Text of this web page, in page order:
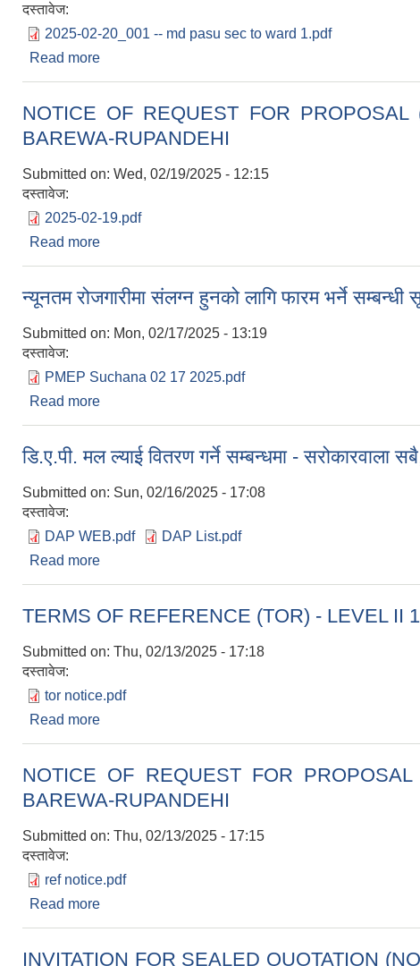
दस्तावेज:
2025-02-20_001 -- md pasu sec to ward 1.pdf
Read more
NOTICE OF REQUEST FOR
BAREWA-RUPANDEHI
Submitted on: Wed, 02/19/2025 - 12:15
दस्तावेज:
2025-02-19.pdf
Read more
न्यूनतम रोजगारीमा संलग्न हुनको लागि फारम भर्ने सम्बन्धी
Submitted on: Mon, 02/17/2025 - 13:19
दस्तावेज:
PMEP Suchana 02 17 2025.pdf
Read more
डि.ए.पी. मल ल्याई वितरण गर्ने सम्बन्धमा - सरोकारवाला
Submitted on: Sun, 02/16/2025 - 17:08
दस्तावेज:
DAP WEB.pdf
DAP List.pdf
Read more
TERMS OF REFERENCE (TOR) - LEVEL II
Submitted on: Thu, 02/13/2025 - 17:18
दस्तावेज:
tor notice.pdf
Read more
NOTICE OF REQUEST FOR
BAREWA-RUPANDEHI
Submitted on: Thu, 02/13/2025 - 17:15
दस्तावेज:
ref notice.pdf
Read more
INVITATION FOR SEALED QUOTATION